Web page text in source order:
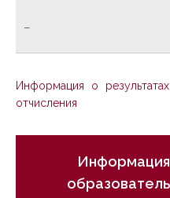
–
Информация о
отчисления